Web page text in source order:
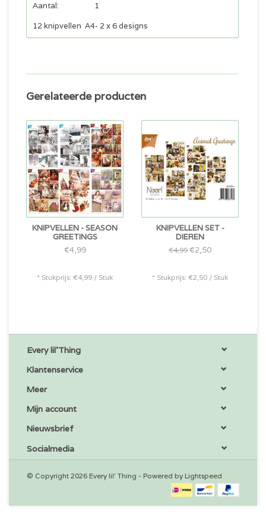
Aantal:
1
12 knipvellen A4- 2 x 6 designs
Gerelateerde producten
KNIPVELLEN - SEASON
GREETINGS
€4,99
* Stukprijs: €4,99 / Stuk
KNIPVELLEN SET -
DIEREN
€4,99 €2,50
* Stukprijs: €2,50 / Stuk
Every lil'Thing
Klantenservice
Meer
Mijn account
Nieuwsbrief
Socialmedia
© Copyright 2026 Every lil' Thing - Powered by Lightspeed